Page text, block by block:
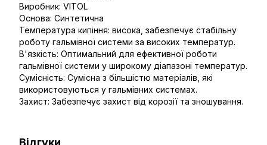
Виробник: VITOL
Основа: Синтетична
Температура кипіння: висока, забезпечує стабільну
роботу гальмівної системи за високих температур.
В'язкість: Оптимальний для ефективної роботи
гальмівної системи у широкому діапазоні температур.
Сумісність: Сумісна з більшістю матеріалів, які
використовуються у гальмівних системах.
Захист: Забезпечує захист від корозії та зношування.
Відгуки